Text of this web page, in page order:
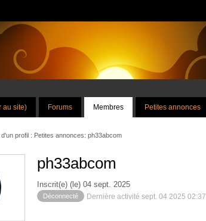
au site) Forums Membres Petites annonces
profil : Petites annonces: ph33abcom
ph33abcom
Inscrit(e) (le) 04 sept. 2025
Déconnecté Dernière activité sept. 04 2025 02:37